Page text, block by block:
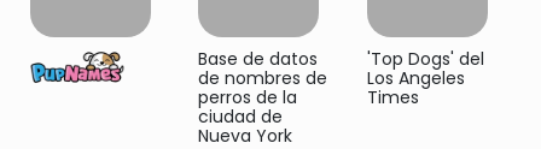
Base de datos
de nombres de
perros de la
ciudad de
Nueva York
'Top Dogs' del
Los Angeles
Times